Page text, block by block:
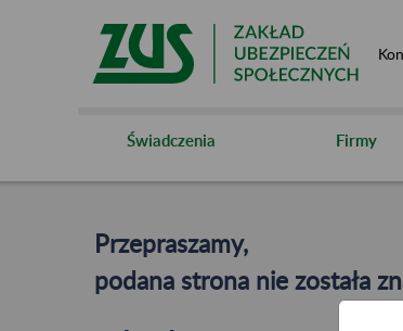
Świadczenia Firmy
Przepraszamy,
podana strona nie została